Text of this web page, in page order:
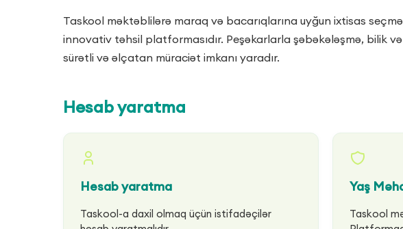
Taskool məktəblilərə maraq və bacarıqlarına uyğun ixtisas
innovativ təhsil platformasıdır. Peşəkarlarla şəbəkələşmə, bilik
sürətli və əlçatan müraciət imkanı yaradır.
Hesab yaratma
Hesab yaratma
Taskool-a daxil olmaq üçün istifadəçilər
Yaş
Taskool